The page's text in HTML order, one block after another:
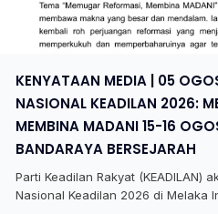
KENYATAAN MEDIA | 05
NASIONAL KEADILAN 2026:
MEMBINA MADANI 15-16
BANDARAYA BERSEJARAH
Parti Keadilan Rakyat (KEADILAN)
Nasional Keadilan 2026 di Melaka